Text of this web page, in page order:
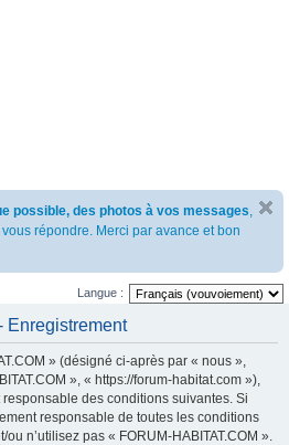
possible, des photos à vos messages,
répondre. Merci par avance et bon
Langue :
Enregistrement
» (désigné ci-après par « nous »,
», « https://forum-habitat.com »),
des conditions suivantes. Si
responsable de toutes les conditions
n’utilisez pas « FORUM-HABITAT.COM ».